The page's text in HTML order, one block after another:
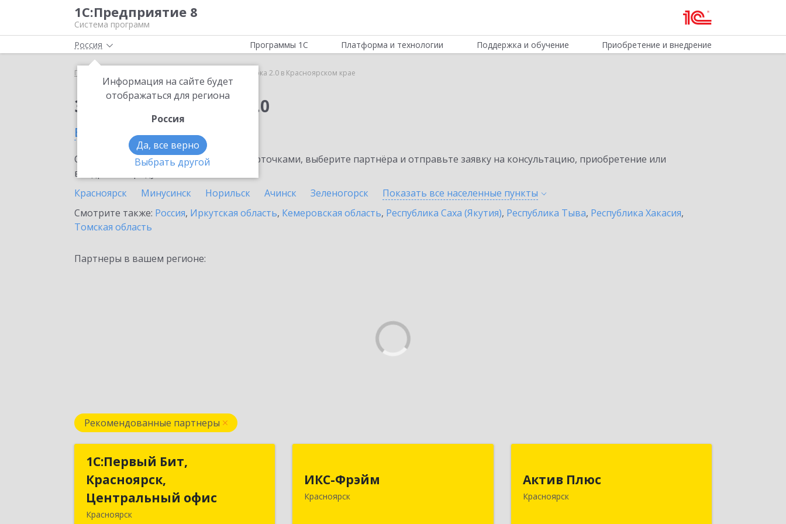
1С:Предприятие 8
Система программ
Россия
Информация на сайте будет
отображаться для региона
Россия
Да, все верно
Выбрать другой
Программы 1С Платформа и технологии Поддержка и обучение Приобретение и внедрение
Главная 1С:Сверка 2.0 в Красноярском крае
Заказать 1С:Сверка 2.0
в Красноярском крае
Ознакомьтесь с информационными карточками, выберите партнёра и отправьте заявку на консультацию, приобретение или
внедрение продукта.
Красноярск
Минусинск Норильск Ачинск Зеленогорск Показать все населенные пункты
Смотрите также: Россия, Иркутская область, Кемеровская область, Республика Саха (Якутия), Республика Тыва, Республика Хакасия,
Томская область
Партнеры в вашем регионе:
Рекомендованные партнеры
1С:Первый Бит,
Красноярск,
Центральный офис
Красноярск
1С:Первый Бит,
Центральный офис
ИКС-Фрэйм
Красноярск
Красноярск г, Батурина ул, дом № 32,
Актив Плюс
Красноярск
Красноярск г, Обороны ул, дом № 3,